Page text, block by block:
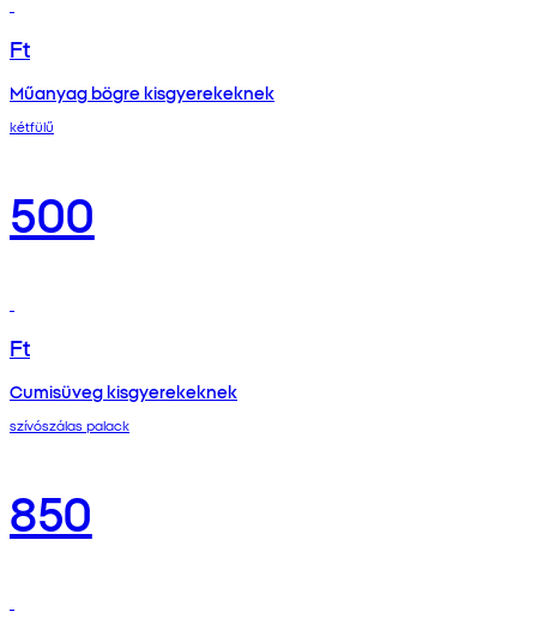
Ft
Műanyag bögre kisgyerekeknek
kétfülű
500
Ft
Cumisüveg kisgyerekeknek
szívószálas palack
850